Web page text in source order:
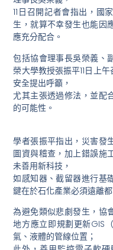
11日召開記者會指出，國
生，就算不幸發生也能因
應充分配合。
包括協會理事長吳榮義、
榮大學教授張振平11日上
安全提出呼籲，
尤其主張透過修法，並配
的可能性。
學者張振平指出，災害發
圖資與稽查，加上錯誤施
未善用新科技，
如感知器、截留器進行基
鍵在於石化產業必須遠離都
為避免類似悲劇發生，協
地方應立即規劃更新GIS
氣、液體的管線位置；